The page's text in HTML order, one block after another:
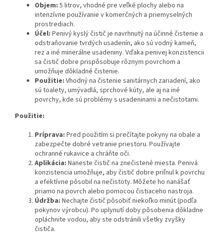
Objem: 5 litrov, vhodné pre veľké plochy alebo na
intenzívne používanie v komerčných a priemyselných
prostrediach.
Účel: Penivý kyslý čistič je navrhnutý na účinné čistenie a
odstraňovanie tvrdých usadenín, ako sú vodný kameň,
rez a iné minerálne usadeniny. Vďaka penivej konzistencii
sa čistič dobre prispôsobuje rôznym povrchom a
umožňuje dôkladné čistenie.
Použitie: Vhodný na čistenie sanitárnych zariadení, ako
sú toalety, umývadlá, sprchové kúty, ale aj na iné
povrchy, kde sú problémy s usadeninami a nečistotami.
Použitie:
Príprava: Pred použitím si prečítajte pokyny na obale a
zabezpečte dobré vetranie priestoru. Používajte
ochranné rukavice a chráňte oči.
Aplikácia: Naneste čistič na znečistené miesta. Penivá
konzistencia umožňuje, aby čistič dobre priľnul k povrchu
a efektívne pôsobil na nečistoty. Môžete ho nanášať
priamo na povrch alebo pomocou čistiaceho nastroja.
Údržba: Nechajte čistič pôsobiť niekoľko minút (podľa
pokynov výrobcu). Po uplynutí doby pôsobenia dôkladne
opláchnite vodou, aby ste odstránili všetky zvyšky
čističa.